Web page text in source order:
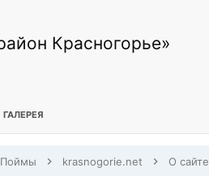
Красногорье»
ГАЛЕРЕЯ
krasnogorie.net О сайте